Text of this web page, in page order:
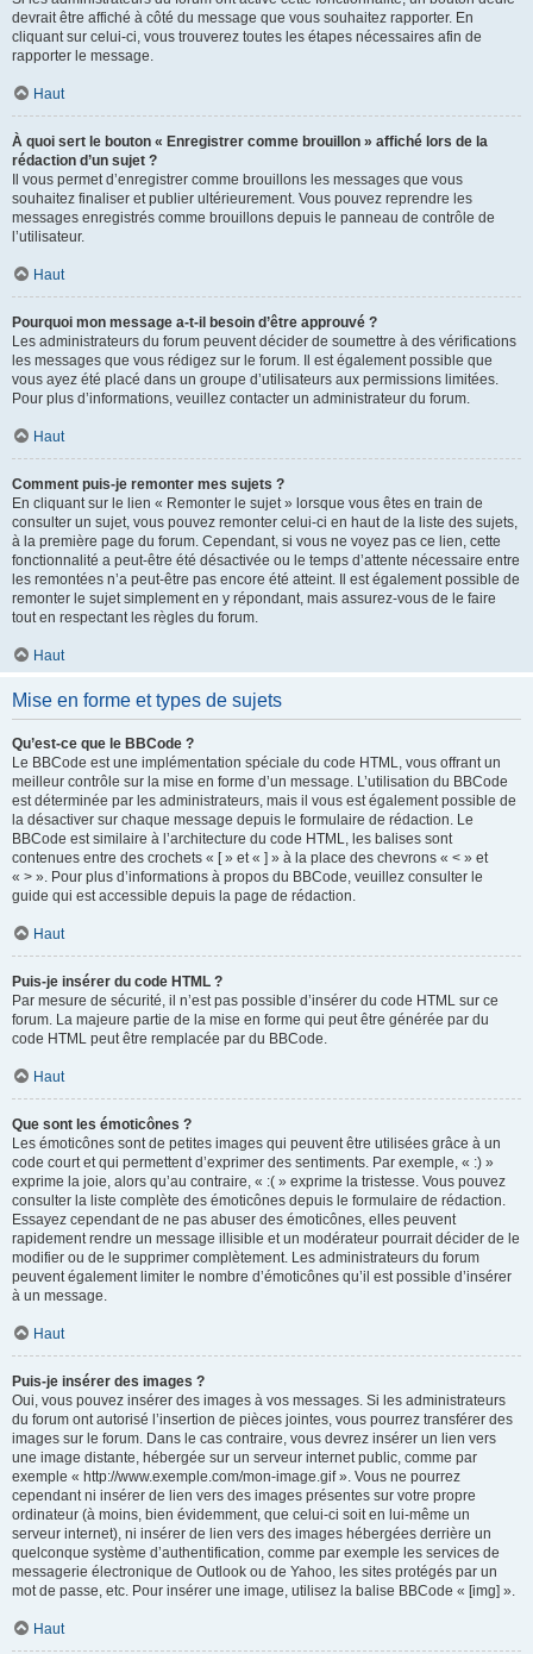
devrait être affiché à côté du message que vous souhaitez rapporter. En
cliquant sur celui-ci, vous trouverez toutes les étapes nécessaires afin de
rapporter le message.
Haut
À quoi sert le bouton « Enregistrer comme brouillon » affiché lors de la
rédaction d’un sujet ?
Il vous permet d’enregistrer comme brouillons les messages que vous
souhaitez finaliser et publier ultérieurement. Vous pouvez reprendre les
messages enregistrés comme brouillons depuis le panneau de contrôle de
l’utilisateur.
Haut
Pourquoi mon message a-t-il besoin d’être approuvé ?
Les administrateurs du forum peuvent décider de soumettre à des vérifications
les messages que vous rédigez sur le forum. Il est également possible que
vous ayez été placé dans un groupe d’utilisateurs aux permissions limitées.
Pour plus d’informations, veuillez contacter un administrateur du forum.
Haut
Comment puis-je remonter mes sujets ?
En cliquant sur le lien « Remonter le sujet » lorsque vous êtes en train de
consulter un sujet, vous pouvez remonter celui-ci en haut de la liste des sujets,
à la première page du forum. Cependant, si vous ne voyez pas ce lien, cette
fonctionnalité a peut-être été désactivée ou le temps d’attente nécessaire entre
les remontées n’a peut-être pas encore été atteint. Il est également possible de
remonter le sujet simplement en y répondant, mais assurez-vous de le faire
tout en respectant les règles du forum.
Haut
Mise en forme et types de sujets
Qu’est-ce que le BBCode ?
Le BBCode est une implémentation spéciale du code HTML, vous offrant un
meilleur contrôle sur la mise en forme d’un message. L’utilisation du BBCode
est déterminée par les administrateurs, mais il vous est également possible de
la désactiver sur chaque message depuis le formulaire de rédaction. Le
BBCode est similaire à l’architecture du code HTML, les balises sont
contenues entre des crochets « [ » et « ] » à la place des chevrons « < » et
« > ». Pour plus d’informations à propos du BBCode, veuillez consulter le
guide qui est accessible depuis la page de rédaction.
Haut
Puis-je insérer du code HTML ?
Par mesure de sécurité, il n’est pas possible d’insérer du code HTML sur ce
forum. La majeure partie de la mise en forme qui peut être générée par du
code HTML peut être remplacée par du BBCode.
Haut
Que sont les émoticônes ?
Les émoticônes sont de petites images qui peuvent être utilisées grâce à un
code court et qui permettent d’exprimer des sentiments. Par exemple, « :) »
exprime la joie, alors qu’au contraire, « :( » exprime la tristesse. Vous pouvez
consulter la liste complète des émoticônes depuis le formulaire de rédaction.
Essayez cependant de ne pas abuser des émoticônes, elles peuvent
rapidement rendre un message illisible et un modérateur pourrait décider de le
modifier ou de le supprimer complètement. Les administrateurs du forum
peuvent également limiter le nombre d’émoticônes qu’il est possible d’insérer
à un message.
Haut
Puis-je insérer des images ?
Oui, vous pouvez insérer des images à vos messages. Si les administrateurs
du forum ont autorisé l’insertion de pièces jointes, vous pourrez transférer des
images sur le forum. Dans le cas contraire, vous devrez insérer un lien vers
une image distante, hébergée sur un serveur internet public, comme par
exemple « http://www.exemple.com/mon-image.gif ». Vous ne pourrez
cependant ni insérer de lien vers des images présentes sur votre propre
ordinateur (à moins, bien évidemment, que celui-ci soit en lui-même un
serveur internet), ni insérer de lien vers des images hébergées derrière un
quelconque système d’authentification, comme par exemple les services de
messagerie électronique de Outlook ou de Yahoo, les sites protégés par un
mot de passe, etc. Pour insérer une image, utilisez la balise BBCode « [img] ».
Haut